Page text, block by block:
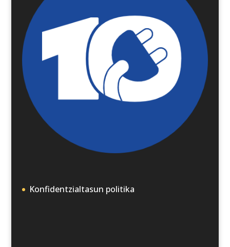
Konfidentzialtasun politika